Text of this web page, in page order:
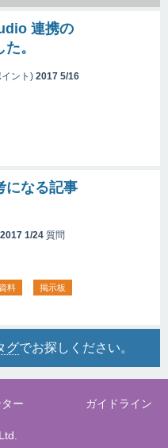
連携の
。
イント) 2017 5/16
になる記事
2017 1/24 質問
料 掲示板
グでお探しください。
ー ガイドライン